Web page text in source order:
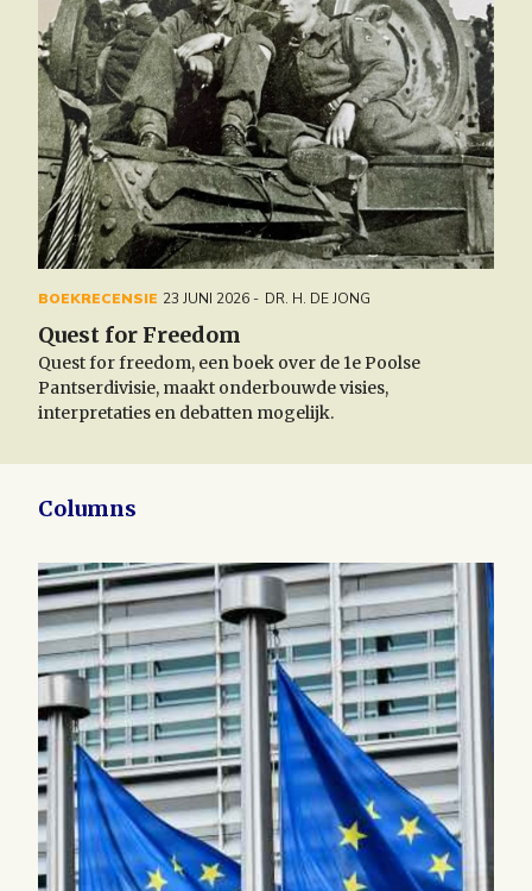
BOEKRECENSIE 23 JUNI 2026 DR. H. DE JONG
Quest for Freedom
Quest for freedom, een boek over de 1e Poolse
Pantserdivisie, maakt onderbouwde visies,
interpretaties en debatten mogelijk.
Columns